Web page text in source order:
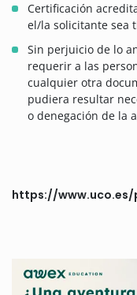
Certificación
el/la solicitante sea
Sin perjuicio de lo
requerir a las
cualquier otra
pudiera resultar
o denegación de la
https://